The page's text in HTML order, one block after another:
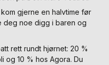
gjerne en halvtime før
deg noe digg i baren og
rett rundt hjørnet: 20 %
og 10 % hos Agora. Du